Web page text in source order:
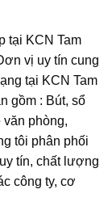
tại KCN Tam
vị uy tín cung
tại KCN Tam
gồm : Bút, sổ
phòng,
tôi phân phối
tín, chất lượng
công ty, cơ